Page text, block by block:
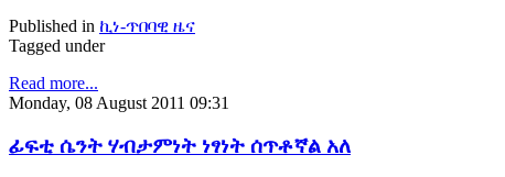
Published in ኪነ-ጥበባዊ ዜና
Tagged under
Read more...
Monday, 08 August 2011 09:31
ፊፍቲ ሴንት ሃብታምነት ነፃነት ሰጥቶኛል አለ